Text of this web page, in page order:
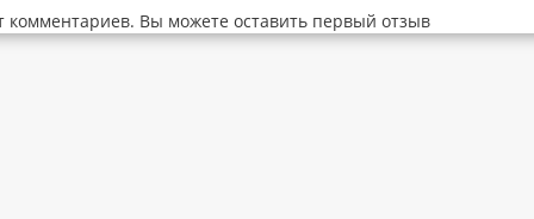
комментариев. Вы можете оставить первый отзыв